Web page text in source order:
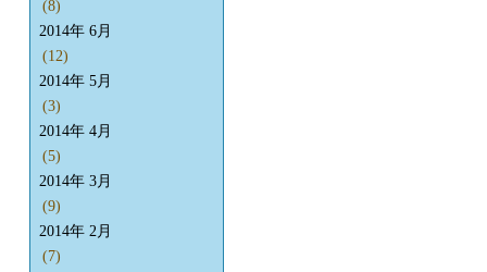
(8)
2014年 6月
(12)
2014年 5月
(3)
2014年 4月
(5)
2014年 3月
(9)
2014年 2月
(7)